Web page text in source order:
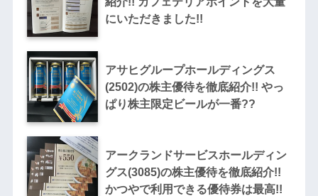
にいただきました!!
アサヒグループホールディングス
(2502)の株主優待を徹底紹介!! やっ
ぱり株主限定ビールが一番??
アークランドサービスホールディン
グス(3085)の株主優待を徹底紹介!!
かつやで利用できる優待券は最高!!